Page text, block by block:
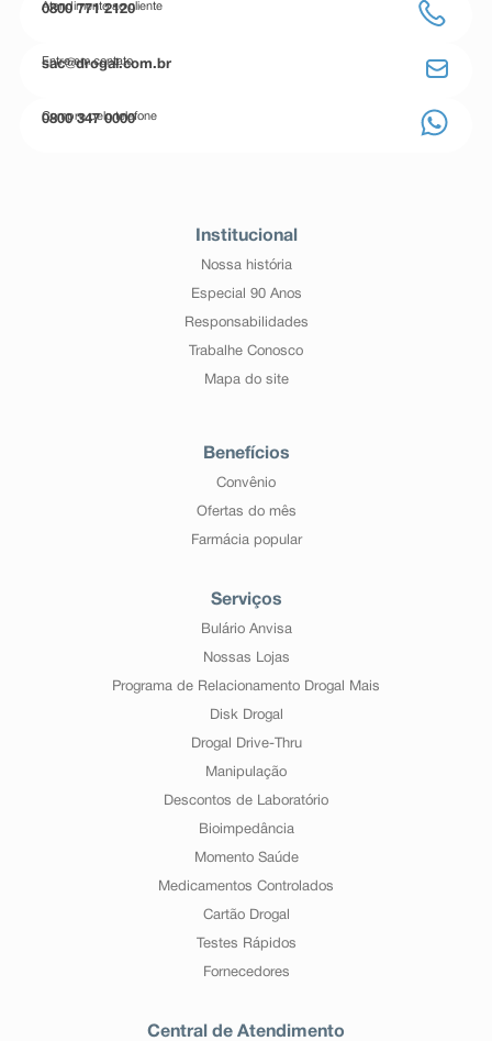
Atendimento ao cliente
0800 771 2120
Entre em contato
sac@drogal.com.br
Compre pelo telefone
0800 347 0000
Institucional
Nossa história
Especial 90 Anos
Responsabilidades
Trabalhe Conosco
Mapa do site
Benefícios
Convênio
Ofertas do mês
Farmácia popular
Serviços
Bulário Anvisa
Nossas Lojas
Programa de Relacionamento Drogal Mais
Disk Drogal
Drogal Drive-Thru
Manipulação
Descontos de Laboratório
Bioimpedância
Momento Saúde
Medicamentos Controlados
Cartão Drogal
Testes Rápidos
Fornecedores
Central de Atendimento